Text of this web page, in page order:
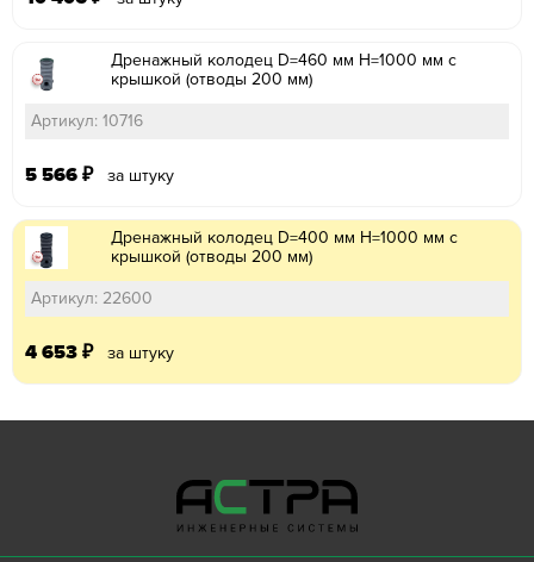
Дренажный колодец D=460 мм H=1000 мм с
крышкой (отводы 200 мм)
Артикул: 10716
5 566 ₽ за штуку
Дренажный колодец D=400 мм H=1000 мм с
крышкой (отводы 200 мм)
Артикул: 22600
4 653 ₽ за штуку